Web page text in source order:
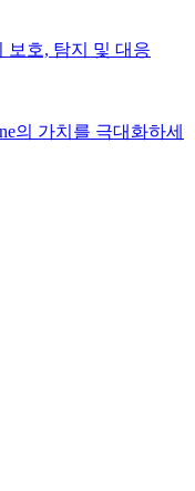
보호, 탐지 및 대응
의 가치를 극대화하세